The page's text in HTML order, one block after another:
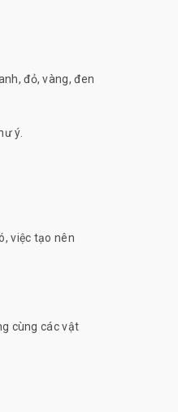
đỏ, vàng, đen
ý.
việc tạo nên
cùng các vật